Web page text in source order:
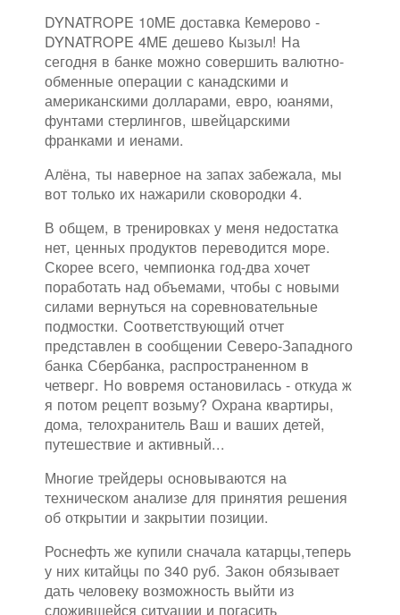
DYNATROPE 10ME доставка Кемерово -
DYNATROPE 4ME дешево Кызыл! На
сегодня в банке можно совершить валютно-
обменные операции с канадскими и
американскими долларами, евро, юанями,
фунтами стерлингов, швейцарскими
франками и иенами.
Алёна, ты наверное на запах забежала, мы
вот только их нажарили сковородки 4.
В общем, в тренировках у меня недостатка
нет, ценных продуктов переводится море.
Скорее всего, чемпионка год-два хочет
поработать над объемами, чтобы с новыми
силами вернуться на соревновательные
подмостки. Соответствующий отчет
представлен в сообщении Северо-Западного
банка Сбербанка, распространенном в
четверг. Но вовремя остановилась - откуда ж
я потом рецепт возьму? Охрана квартиры,
дома, телохранитель Ваш и ваших детей,
путешествие и активный...
Многие трейдеры основываются на
техническом анализе для принятия решения
об открытии и закрытии позиции.
Роснефть же купили сначала катарцы,теперь
у них китайцы по 340 руб. Закон обязывает
дать человеку возможность выйти из
сложившейся ситуации и погасить